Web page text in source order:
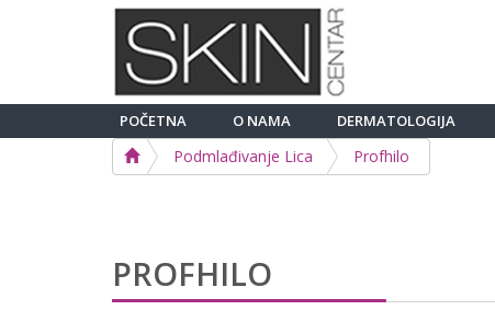
POČETNA O NAMA DERMATOLOGIJA
Podmlađivanje Lica Profhilo
PROFHILO